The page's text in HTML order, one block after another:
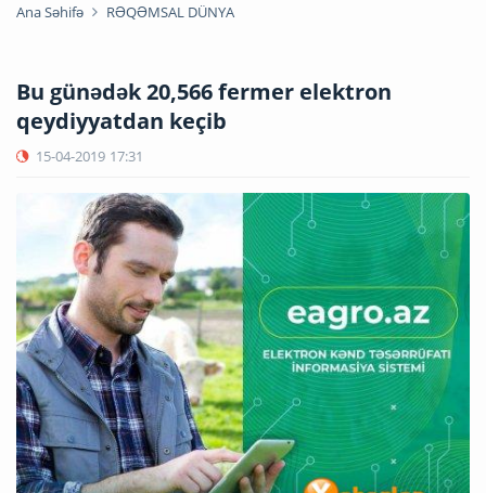
Ana Səhifə RƏQƏMSAL DÜNYA
Bu günədək 20,566 fermer elektron
qeydiyyatdan keçib
15-04-2019 17:31